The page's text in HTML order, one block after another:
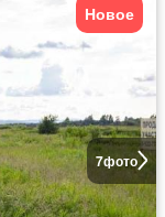
7фото
Новое